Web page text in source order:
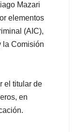
Mazari
elementos
(AIC),
la Comisión
el titular de
en